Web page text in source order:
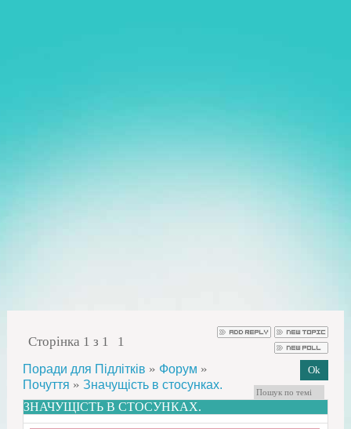
Сторінка 1 з 1 1
Поради для Підлітків » Форум »
Почуття » Значущість в стосунках.
ЗНАЧУЩІСТЬ В СТОСУНКАХ.